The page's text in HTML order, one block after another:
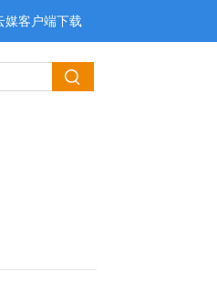
媒客户端下载